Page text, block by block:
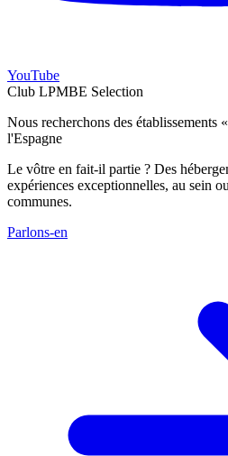
YouTube
Club LPMBE Selection
Nous recherchons des établissements
l'Espagne
Le vôtre en fait-il partie ? Des
expériences exceptionnelles, au sein
communes.
Parlons-en